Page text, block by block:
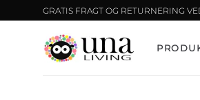
til
GRATIS FRAGT OG RETURNERING